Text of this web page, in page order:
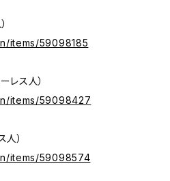
items/59098185
ス人）
items/59098427
）
items/59098574